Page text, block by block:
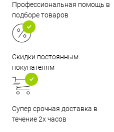
Профессиональная помощь в
подборе товаров
Скидки постоянным
покупателям
Супер срочная доставка в
течение 2х часов